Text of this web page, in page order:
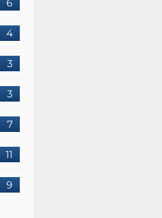
4
3
3
7
11
9